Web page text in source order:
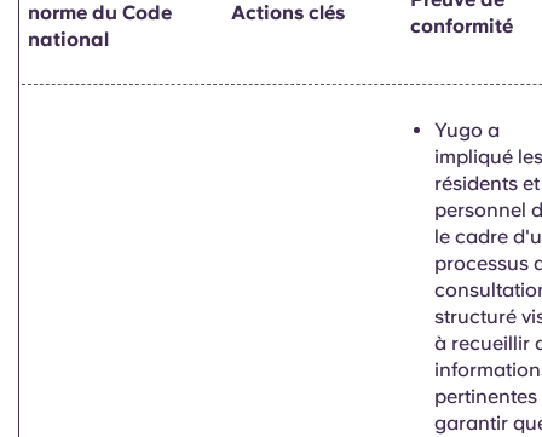
norme du Code
national
Actions clés
conformité
Yugo a
impliqué les
résidents
personnel
le cadre
processus
structuré
à recueillir
pertinentes
garantir